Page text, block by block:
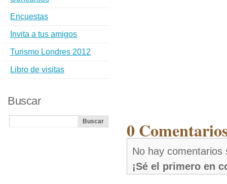
0
No hay comentarios
¡Sé el primero en
Encuestas
Invita a tus amigos
Turismo Londres 2012
Libro de visitas
Buscar